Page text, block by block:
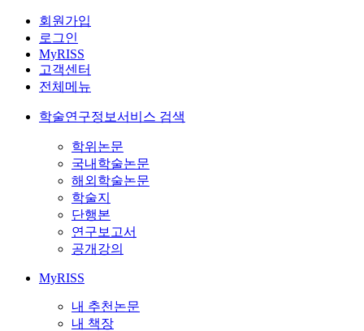
회원가입
로그인
MyRISS
고객센터
전체메뉴
학술연구정보서비스 검색
학위논문
국내학술논문
해외학술논문
학술지
단행본
연구보고서
공개강의
MyRISS
내 추천논문
내 책장